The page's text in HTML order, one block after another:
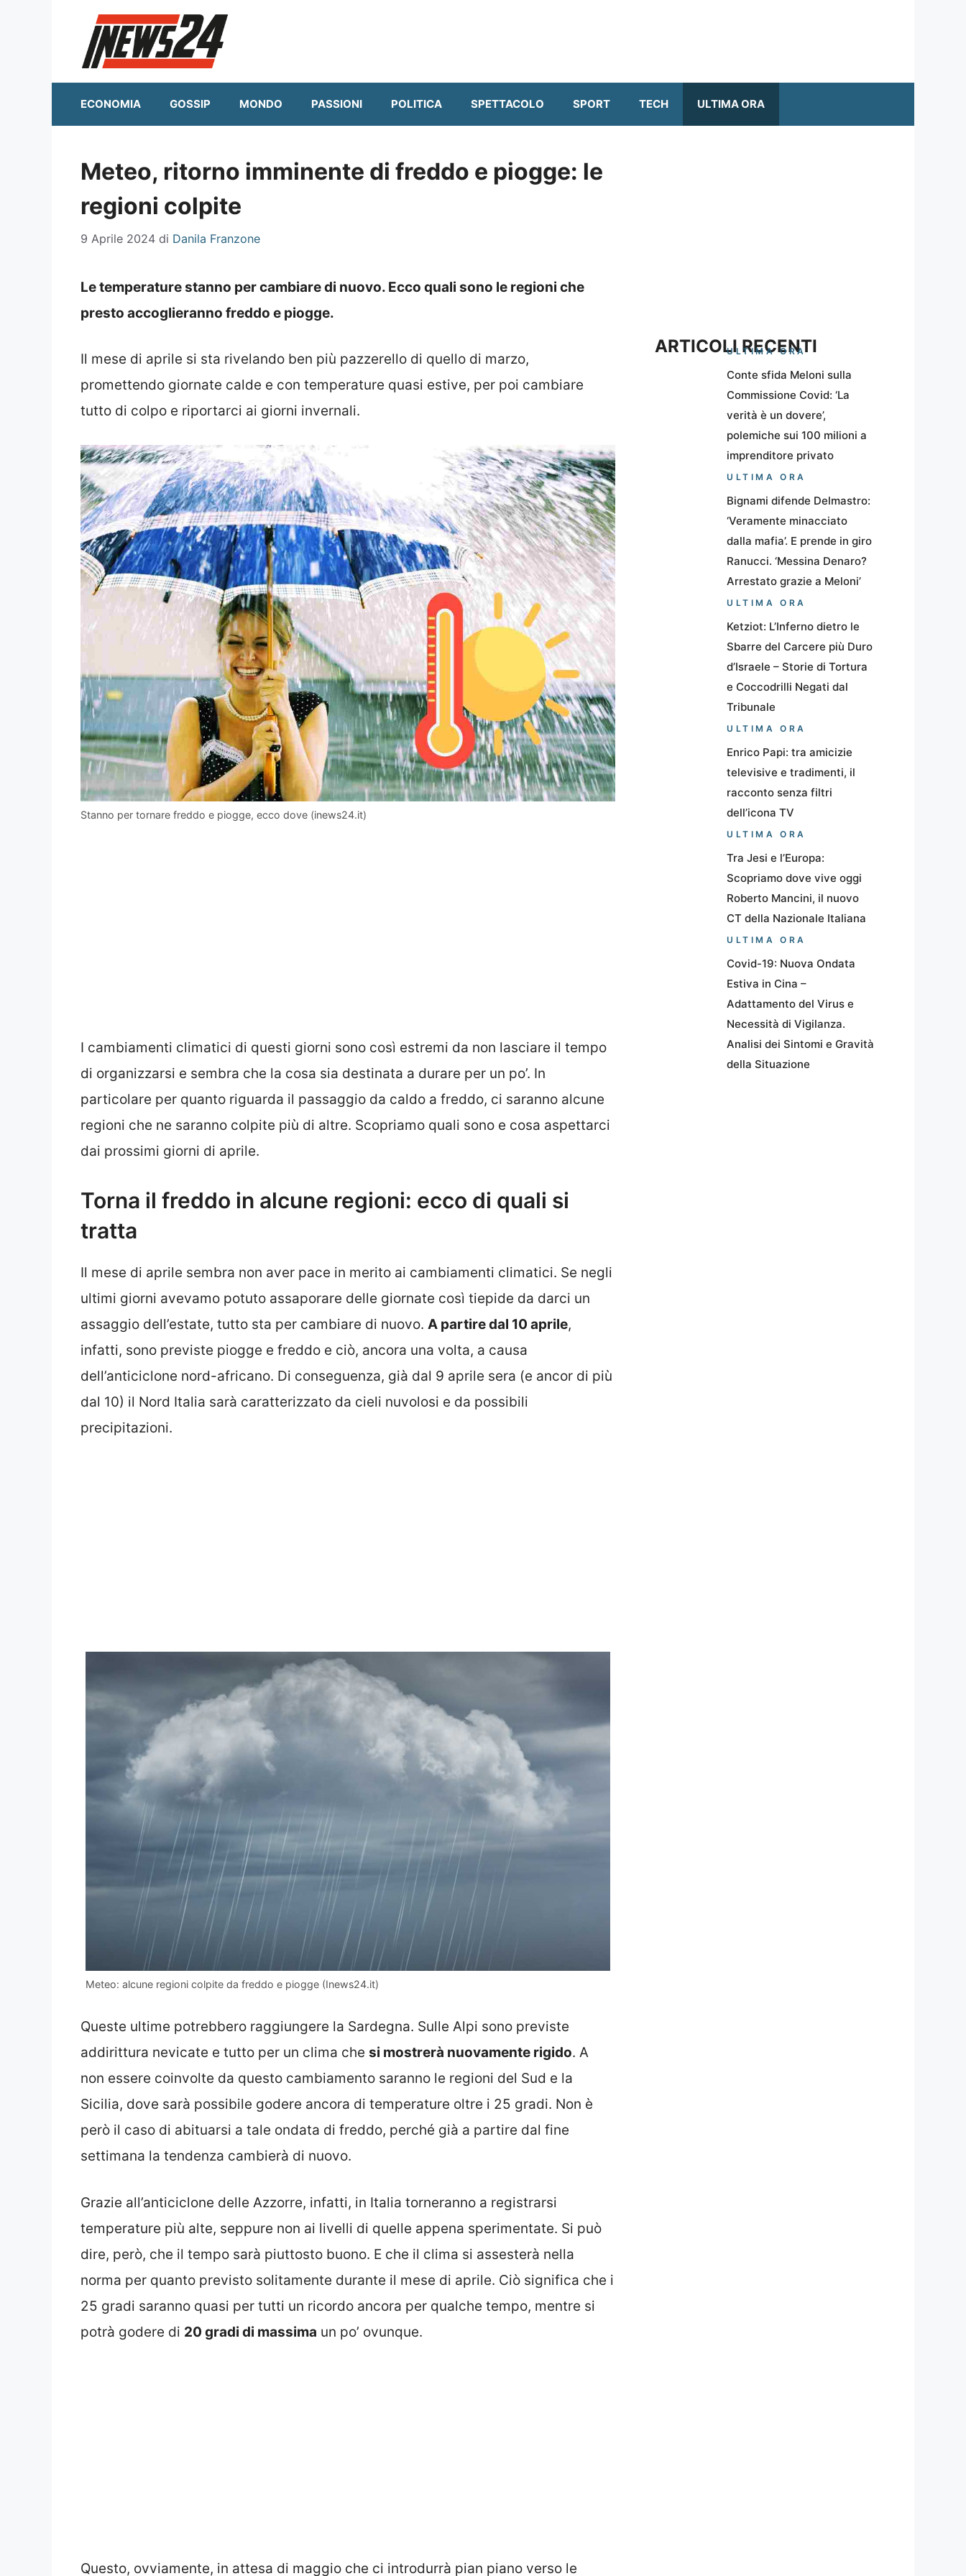
ECONOMIA GOSSIP MONDO PASSIONI POLITICA SPETTACOLO SPORT TECH ULTIMA ORA
Meteo, ritorno imminente di freddo e piogge: le
regioni colpite
9 Aprile 2024 di Danila Franzone
Le temperature stanno per cambiare di nuovo. Ecco quali sono le regioni che
presto accoglieranno freddo e piogge.
Il mese di aprile si sta rivelando ben più pazzerello di quello di marzo,
promettendo giornate calde e con temperature quasi estive, per poi cambiare
tutto di colpo e riportarci ai giorni invernali.
Stanno per tornare freddo e piogge, ecco dove (inews24.it)
I cambiamenti climatici di questi giorni sono così estremi da non lasciare il tempo
di organizzarsi e sembra che la cosa sia destinata a durare per un po’. In
particolare per quanto riguarda il passaggio da caldo a freddo, ci saranno alcune
regioni che ne saranno colpite più di altre. Scopriamo quali sono e cosa aspettarci
dai prossimi giorni di aprile.
Torna il freddo in alcune regioni: ecco di quali si
tratta
Il mese di aprile sembra non aver pace in merito ai cambiamenti climatici. Se negli
ultimi giorni avevamo potuto assaporare delle giornate così tiepide da darci un
assaggio dell’estate, tutto sta per cambiare di nuovo. A partire dal 10 aprile,
infatti, sono previste piogge e freddo e ciò, ancora una volta, a causa
dell’anticiclone nord-africano. Di conseguenza, già dal 9 aprile sera (e ancor di più
dal 10) il Nord Italia sarà caratterizzato da cieli nuvolosi e da possibili
precipitazioni.
Meteo: alcune regioni colpite da freddo e piogge (Inews24.it)
Queste ultime potrebbero raggiungere la Sardegna. Sulle Alpi sono previste
addirittura nevicate e tutto per un clima che si mostrerà nuovamente rigido. A
non essere coinvolte da questo cambiamento saranno le regioni del Sud e la
Sicilia, dove sarà possibile godere ancora di temperature oltre i 25 gradi. Non è
però il caso di abituarsi a tale ondata di freddo, perché già a partire dal fine
settimana la tendenza cambierà di nuovo.
Grazie all’anticiclone delle Azzorre, infatti, in Italia torneranno a registrarsi
temperature più alte, seppure non ai livelli di quelle appena sperimentate. Si può
dire, però, che il tempo sarà piuttosto buono. E che il clima si assesterà nella
norma per quanto previsto solitamente durante il mese di aprile. Ciò significa che i
25 gradi saranno quasi per tutti un ricordo ancora per qualche tempo, mentre si
potrà godere di 20 gradi di massima un po’ ovunque.
Questo, ovviamente, in attesa di maggio che ci introdurrà pian piano verso le
ARTICOLI RECENTI
ULTIMA ORA
Conte sfida Meloni sulla
Commissione Covid: ‘La
verità è un dovere’,
polemiche sui 100 milioni a
imprenditore privato
ULTIMA ORA
Bignami difende Delmastro:
‘Veramente minacciato
dalla mafia’. E prende in giro
Ranucci. ‘Messina Denaro?
Arrestato grazie a Meloni’
ULTIMA ORA
Ketziot: L’Inferno dietro le
Sbarre del Carcere più Duro
d’Israele – Storie di Tortura
e Coccodrilli Negati dal
Tribunale
ULTIMA ORA
Enrico Papi: tra amicizie
televisive e tradimenti, il
racconto senza filtri
dell’icona TV
ULTIMA ORA
Tra Jesi e l’Europa:
Scopriamo dove vive oggi
Roberto Mancini, il nuovo
CT della Nazionale Italiana
ULTIMA ORA
Covid-19: Nuova Ondata
Estiva in Cina –
Adattamento del Virus e
Necessità di Vigilanza.
Analisi dei Sintomi e Gravità
della Situazione